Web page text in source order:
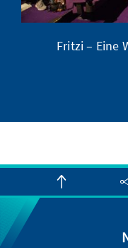
Fritzi – Eine